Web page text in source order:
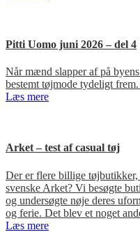
Pitti Uomo juni 2026 – del 4
Når mænd slapper af på
bestemt tøjmode tydeligt
Læs mere
Arket – test af casual tøj
Der er flere billige
svenske Arket? Vi besøgte
og undersøgte nøje deres
og ferie. Det blev et noget
Læs mere